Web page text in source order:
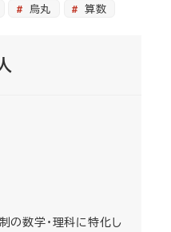
烏丸 算数
の数学・理科に特化し